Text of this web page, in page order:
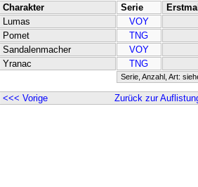
Charakter Serie
Lumas
VOY
Pomet
TNG
Sandalenmacher
VOY
Yranac
TNG
Serie, Anzahl, Art:
<<< Vorige Zurück zur